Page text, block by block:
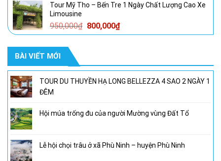
là:
tại
Tour Mỹ Tho – Bến Tre 1 Ngày Chất Lượng Cao Xe
Limousine
950,000₫ Giá
gốc
800,000₫Giá
hiện
800,000₫.
BÀI VIẾT MỚI
TOUR DU THUYỀN HẠ LONG BELLEZZA 4 SAO 2 NGÀY 1
ĐÊM
Hội múa trống đu của người Mường vùng Đất Tổ
Lễ hội chọi trâu ở xã Phù Ninh – huyện Phù Ninh